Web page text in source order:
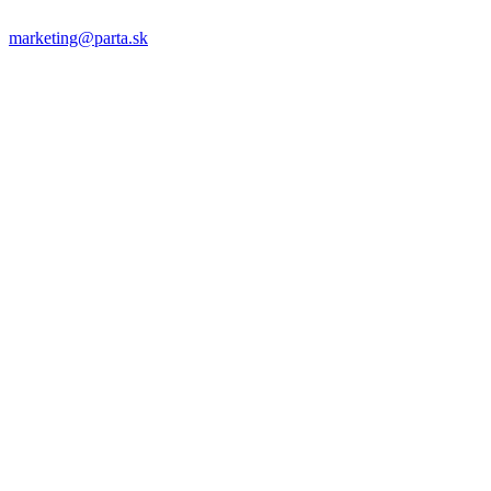
marketing@parta.sk